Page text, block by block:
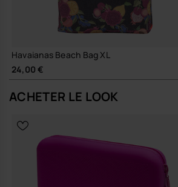
Havaianas Beach Bag XL
24,00 €
ACHETER LE LOOK